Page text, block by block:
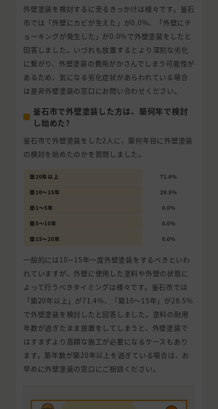
外壁塗装を検討するに至るきっかけは様々です。釜石
市では「外壁にカビが生えた」が0.0%、「外壁にチ
ョーキングが発生した」が0.0%で外壁塗装をしたと
回答しました。いづれも放置するとより深刻な劣化
に繋がり、外壁塗装の費用がかさんでしまう可能性が
あるため、気になる劣化症状があらわれている場合
は是非外壁塗装の窓口にお問い合わせください。
釜石市で外壁塗装した方は、築何年で検討
し始めた?
釜石市で外壁塗装をした2人に、築何年目に外壁塗装
の検討を始めたのかを質問しました。
築20年以上 71.4%
築10〜15年 28.5%
築1〜5年 0.0%
築5〜10年 0.0%
築15〜20年 0.0%
一般的には10∼15年一度外壁塗装をするべきといわ
れていますが、外壁に使用した塗料や外壁の状態に
よって行うべきタイミングは様々です。釜石市では
「築20年以上」が71.4%、「築10〜15年」が28.5%
で外壁塗装を検討したと回答しました。塗料の耐用
年数が過ぎたまま放置をしてしまうと、外壁塗装で
はすまずより高額な施工が必要になるケースもあり
ます。築年数が築20年以上を過ぎている場合は、お
早めに外壁塗装の窓口にご相談ください。